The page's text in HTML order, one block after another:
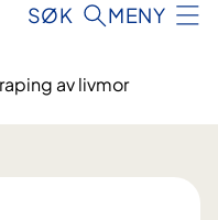
SØK MENY
av livmor